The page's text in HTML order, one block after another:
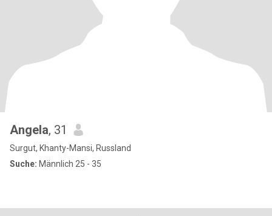
Angela, 31
Surgut, Khanty-Mansi, Russland
Suche: Männlich 25 - 35